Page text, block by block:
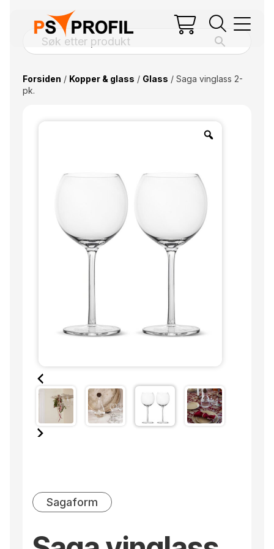
Forsiden / Kopper & glass / Glass / Saga vinglass 2-
pk.
Sagaform